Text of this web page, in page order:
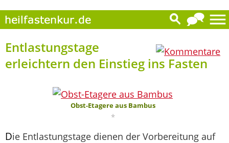
Entlastungstage
erleichtern den Einstieg ins Fasten
Obst-Etagere aus Bambus
*
Die Entlastungstage dienen der Vorbereitung auf